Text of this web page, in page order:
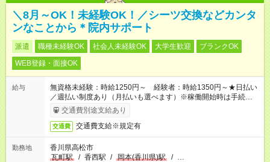
＼8月～OK！未経験OK！／シーツ交換などカンタ
ンなことから＊院内サポート
派遣 職種未経験OK 社会人未経験OK 大学生歓迎
ブランクOK
WEB登録・面接OK
給与
無資格未経験：時給1250円～ 経験者：時給1350円～★日払い
／週払い制度あり（月払いも選べます）※稼働開始時は手続き完
了次第のお支払いとなります。
交通費別途支給あり
交通費 交通費支給※規定有
勤務地
香川県高松市
瓦町駅
/ 香西駅 / 岡本(香川県)駅 / …